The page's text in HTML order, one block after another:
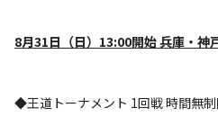
8月31日（日）13:00開始 兵庫・神
◆王道トーナメント 1回戦 時間無制